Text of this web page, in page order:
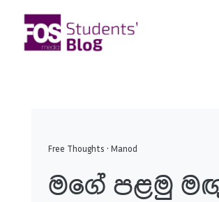
content
Free Thoughts • Manod
මගේ පළමු